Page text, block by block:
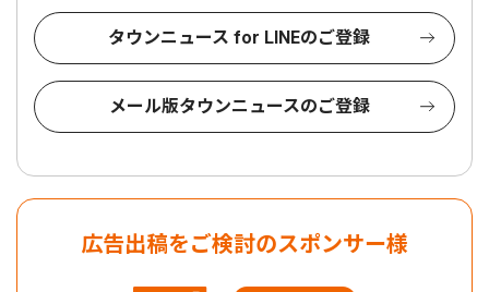
タウンニュース for LINEのご登録
メール版タウンニュースのご登録
広告出稿をご検討のスポンサー様